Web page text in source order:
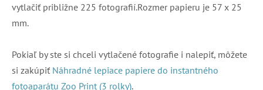
vytlačiť približne 225 fotografií.Rozmer papieru je 57 x 25
mm.
Pokiaľ by ste si chceli vytlačené fotografie i nalepiť, môžete
si zakúpiť Náhradné lepiace papiere do instantného
fotoaparátu Zoo Print (3 rolky).